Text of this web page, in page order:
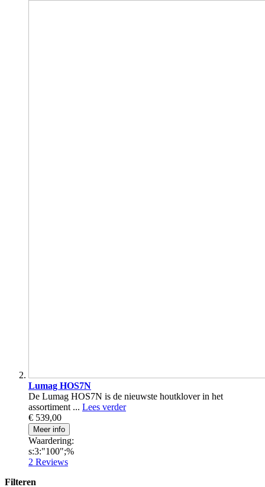
Lumag HOS7N
De Lumag HOS7N is de nieuwste houtklover in het
assortiment ... Lees verder
€ 539,00
Meer info
Waardering:
s:3:"100";%
2 Reviews
Filteren